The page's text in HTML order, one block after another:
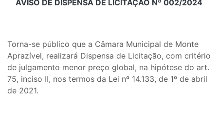
AVISO DE DISPENSA DE LICITAÇÃO Nº 002/2024
Torna-se público que a Câmara Municipal de Monte
Aprazível, realizará Dispensa de Licitação, com critério
de julgamento menor preço global, na hipótese do art.
75, inciso II, nos termos da Lei nº 14.133, de 1º de abril
de 2021.